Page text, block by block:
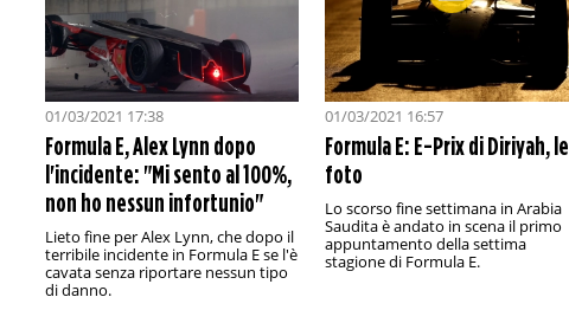
01/03/2021 17:38
Formula E, Alex Lynn dopo
l'incidente: "Mi sento al 100%,
non ho nessun infortunio"
Lieto fine per Alex Lynn, che dopo il
terribile incidente in Formula E se l'è
cavata senza riportare nessun tipo
di danno.
01/03/2021 16:57
Formula E: E-Prix di Diriyah, le
foto
Lo scorso fine settimana in Arabia
Saudita è andato in scena il primo
appuntamento della settima
stagione di Formula E.